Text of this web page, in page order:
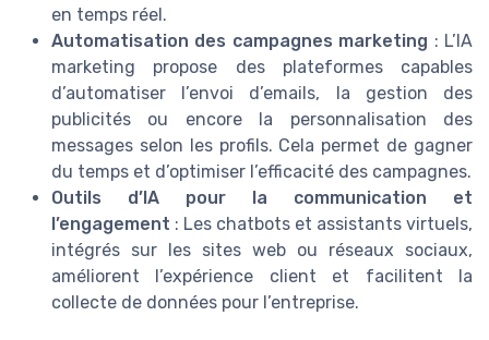
en temps réel.
Automatisation des campagnes marketing : L’IA
marketing propose des plateformes capables
d’automatiser l’envoi d’emails, la gestion des
publicités ou encore la personnalisation des
messages selon les profils. Cela permet de gagner
du temps et d’optimiser l’efficacité des campagnes.
Outils d’IA pour la communication et
l’engagement : Les chatbots et assistants virtuels,
intégrés sur les sites web ou réseaux sociaux,
améliorent l’expérience client et facilitent la
collecte de données pour l’entreprise.